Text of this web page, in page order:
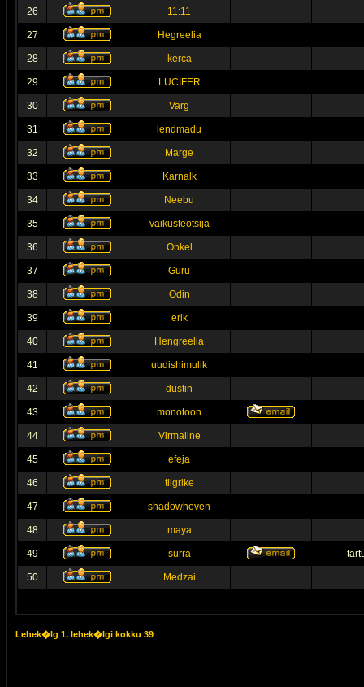
26 11:11
27 Hegreelia
28 kerca
29 LUCIFER
30 Varg
31 lendmadu
32 Marge
33 Karnalk
34 Neebu
35 vaikusteotsija
36 Onkel
37 Guru
38 Odin
39 erik
40 Hengreelia
41 uudishimulik
42 dustin
43 monotoon
44 Virmaline
45 efeja
46 tiigrike
47 shadowheven
48 maya
49 surra
50 Medzai
Lehek�lg 1, lehek�lgi kokku 39